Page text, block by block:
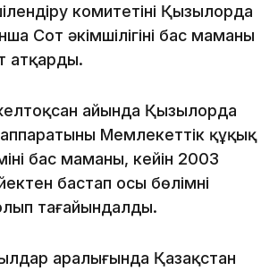
комитетінің Қызылорда
Сот әкімшілігінің бас маманы
атқарды.
айында Қызылорда
Мемлекеттік құқық
бас маманы, кейін 2003
бастап осы бөлімнің
тағайындалды.
аралығында Қазақстан